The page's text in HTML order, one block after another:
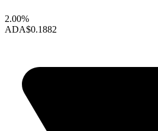
2.00%
ADA$0.1882